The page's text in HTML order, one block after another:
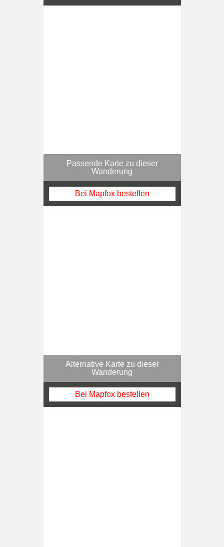
Passende Karte zu dieser
Wanderung
Bei Mapfox bestellen
Alternative Karte zu dieser
Wanderung
Bei Mapfox bestellen